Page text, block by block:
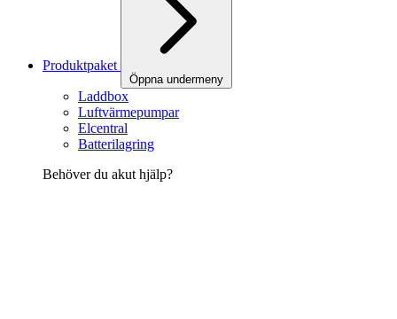
Produktpaket
Öppna undermeny
Laddbox
Luftvärmepumpar
Elcentral
Batterilagring
Behöver du akut hjälp?